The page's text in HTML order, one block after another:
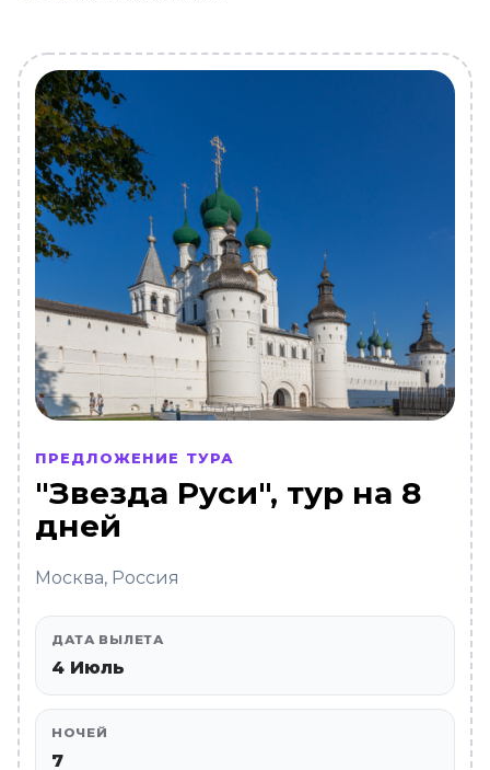
ПРЕДЛОЖЕНИЕ ТУРА
"Звезда Руси", тур на 8
дней
Москва, Россия
ДАТА ВЫЛЕТА
4 Июль
НОЧЕЙ
7